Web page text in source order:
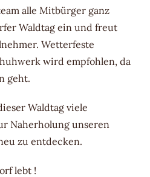
alle Mitbürger ganz
Waldtag ein und freut
Wetterfeste
wird empfohlen, da
geht.
Waldtag viele
Naherholung unseren
zu entdecken.
lebt !